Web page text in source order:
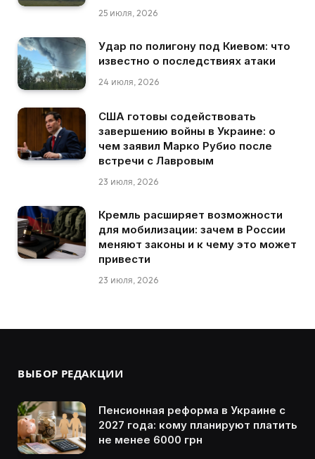
25 июля, 2026
Удар по полигону под Киевом: что
известно о последствиях атаки
24 июля, 2026
США готовы содействовать
завершению войны в Украине: о
чем заявил Марко Рубио после
встречи с Лавровым
23 июля, 2026
Кремль расширяет возможности
для мобилизации: зачем в России
меняют законы и к чему это может
привести
23 июля, 2026
ВЫБОР РЕДАКЦИИ
Пенсионная реформа в Украине с
2027 года: кому планируют платить
не менее 6000 грн